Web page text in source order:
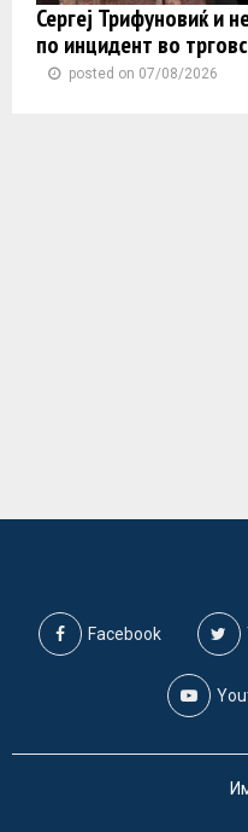
Сергеј Трифуновиќ и
по инцидент во
posted on 07/08/2026
Facebook